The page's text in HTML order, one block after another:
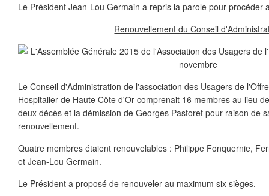
Le Président Jean-Lou Germain a repris la parole pour procéder
Renouvellement du Conseil
Le Conseil d'Administration de l'association des Usagers de
Hospitalier de Haute Côte d'Or comprenait 16 membres au lieu
deux décès et la démission de Georges Pastoret pour raison de
renouvellement.
Quatre membres étaient renouvelables : Philippe Fonquernie,
et Jean-Lou Germain.
Le Président a proposé de renouveler au maximum six sièges.